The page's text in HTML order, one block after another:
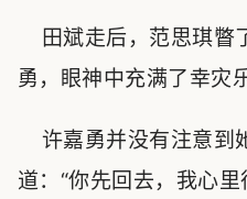
田斌走后，范思琪瞥
勇，眼神中充满了幸灾
许嘉勇并没有注意到
道：“你先回去，我心